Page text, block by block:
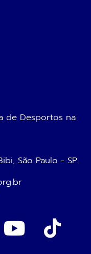
de Desportos na
São Paulo - SP.